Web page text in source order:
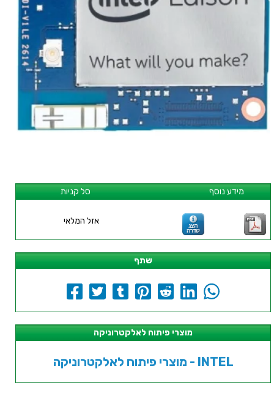
סל קניות מידע נוסף
אזל המלאי
שתף
מוצרי פיתוח לאלקטרוניקה
מוצרי פיתוח לאלקטרוניקה - INTEL